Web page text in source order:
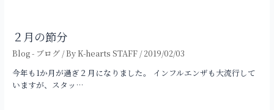
２月の節分
Blog - ブログ/ ByK-hearts STAFF /2019/02/03
今年も1か月が過ぎ２月になりました。 インフルエンザも大流行して
いますが、スタッ…